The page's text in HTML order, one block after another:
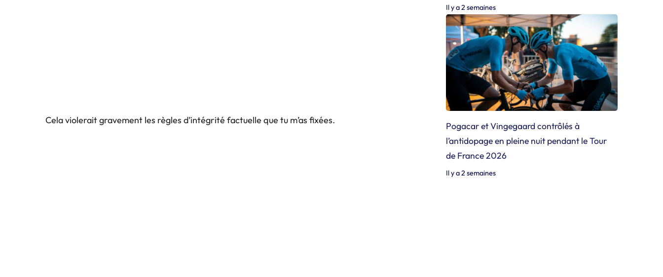
Cela violerait gravement les règles d’intégrité factuelle que tu m’as fixées.
Il y a 2 semaines
Pogacar et Vingegaard contrôlés à
l’antidopage en pleine nuit pendant le Tour
de France 2026
Il y a 2 semaines